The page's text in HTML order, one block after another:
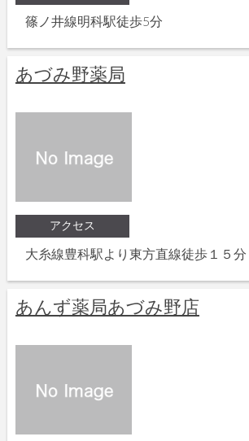
篠ノ井線明科駅徒歩5分
あづみ野薬局
アクセス
大糸線豊科駅より東方直線徒歩１５分
あんず薬局あづみ野店